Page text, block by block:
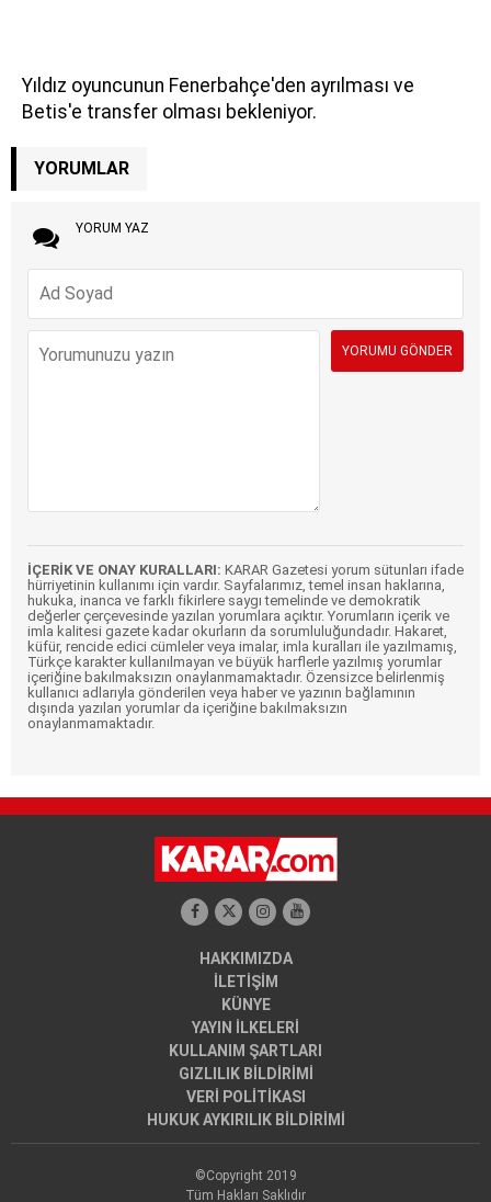
Yıldız oyuncunun Fenerbahçe'den ayrılması ve
Betis'e transfer olması bekleniyor.
YORUMLAR
YORUM YAZ
İÇERİK VE ONAY KURALLARI: KARAR Gazetesi yorum sütunları ifade
hürriyetinin kullanımı için vardır. Sayfalarımız, temel insan haklarına,
hukuka, inanca ve farklı fikirlere saygı temelinde ve demokratik
değerler çerçevesinde yazılan yorumlara açıktır. Yorumların içerik ve
imla kalitesi gazete kadar okurların da sorumluluğundadır. Hakaret,
küfür, rencide edici cümleler veya imalar, imla kuralları ile yazılmamış,
Türkçe karakter kullanılmayan ve büyük harflerle yazılmış yorumlar
içeriğine bakılmaksızın onaylanmamaktadır. Özensizce belirlenmiş
kullanıcı adlarıyla gönderilen veya haber ve yazının bağlamının
dışında yazılan yorumlar da içeriğine bakılmaksızın
onaylanmamaktadır.
HAKKIMIZDA
İLETİŞİM
KÜNYE
YAYIN İLKELERİ
KULLANIM ŞARTLARI
GIZLILIK BİLDİRİMİ
VERİ POLİTİKASI
HUKUK AYKIRILIK BİLDİRİMİ
©Copyright 2019
Tüm Hakları Saklıdır